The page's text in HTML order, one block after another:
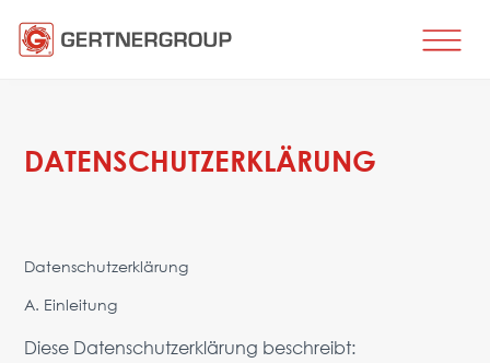
Metallbearbeitung
Herstellung von Walzprofilen
Wärmebehandlung
DATENSCHUTZERKLÄRUNG
Datenschutzerklärung
A. Einleitung
Diese Datenschutzerklärung beschreibt: